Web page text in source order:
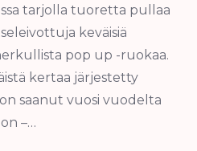
tarjolla tuoretta pullaa
keväisiä
pop up -ruokaa.
kertaa järjestetty
saanut vuosi vuodelta
–…